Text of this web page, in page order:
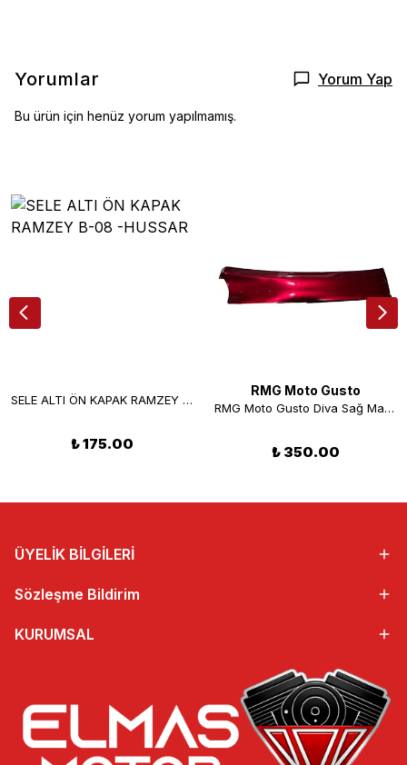
Yorumlar Yorum Yap
Bu ürün için henüz yorum yapılmamış.
SELE ALTI ÖN KAPAK RAMZEY B-08 -HUSSAR
₺ 175.00
RMG Moto Gusto
RMG Moto Gusto Diva Sağ Marşpiyel Bordo
₺ 350.00
ÜYELİK BİLGİLERİ
Sözleşme Bildirim
KURUMSAL